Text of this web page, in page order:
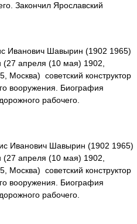
Закончил Ярославский
Иванович Шавырин (1902 1965)
апреля (10 мая) 1902,
Москва) советский конструктор
вооружения. Биография
рабочего.
Иванович Шавырин (1902 1965)
апреля (10 мая) 1902,
Москва) советский конструктор
вооружения. Биография
рабочего.